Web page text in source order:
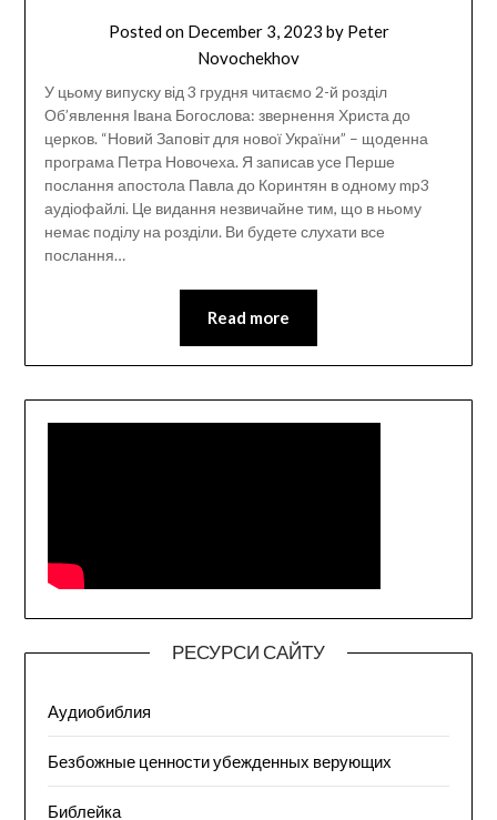
Posted on December 3, 2023 by Peter
Novochekhov
У цьому випуску від 3 грудня читаємо 2-й розділ
Об’явлення Івана Богослова: звернення Христа до
церков. “Новий Заповіт для нової України” – щоденна
програма Петра Новочеха. Я записав усе Перше
послання апостола Павла до Коринтян в одному mp3
аудіофайлі. Це видання незвичайне тим, що в ньому
немає поділу на розділи. Ви будете слухати все
послання…
Read more
РЕСУРСИ САЙТУ
Аудиобиблия
Безбожные ценности убежденных верующих
Библейка